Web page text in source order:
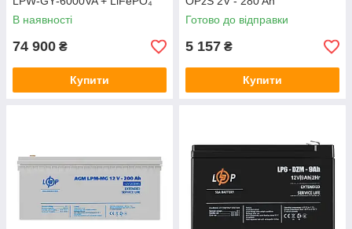
акумулятор Deye SE‑G5.1
Pro‑B
В наявності
74 900 ₴
Купити
Готово до відправки
5 157 ₴
Купити